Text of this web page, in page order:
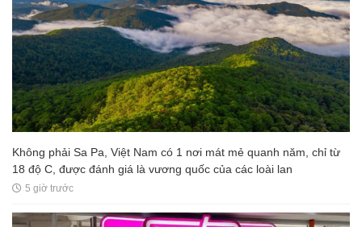
Không phải Sa Pa, Việt Nam có 1 nơi mát mẻ quanh năm, chỉ từ
18 độ C, được đánh giá là vương quốc của các loài lan
5 giờ trước